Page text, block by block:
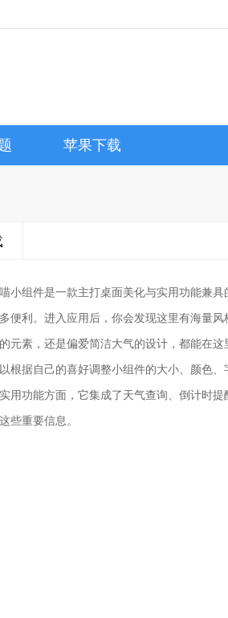
苹果下载
小组件是一款主打桌面美化与实用功能兼
便利。进入应用后，你会发现这里有海量
元素，还是偏爱简洁大气的设计，都能在
根据自己的喜好调整小组件的大小、颜色
用功能方面，它集成了天气查询、倒计时
些重要信息。